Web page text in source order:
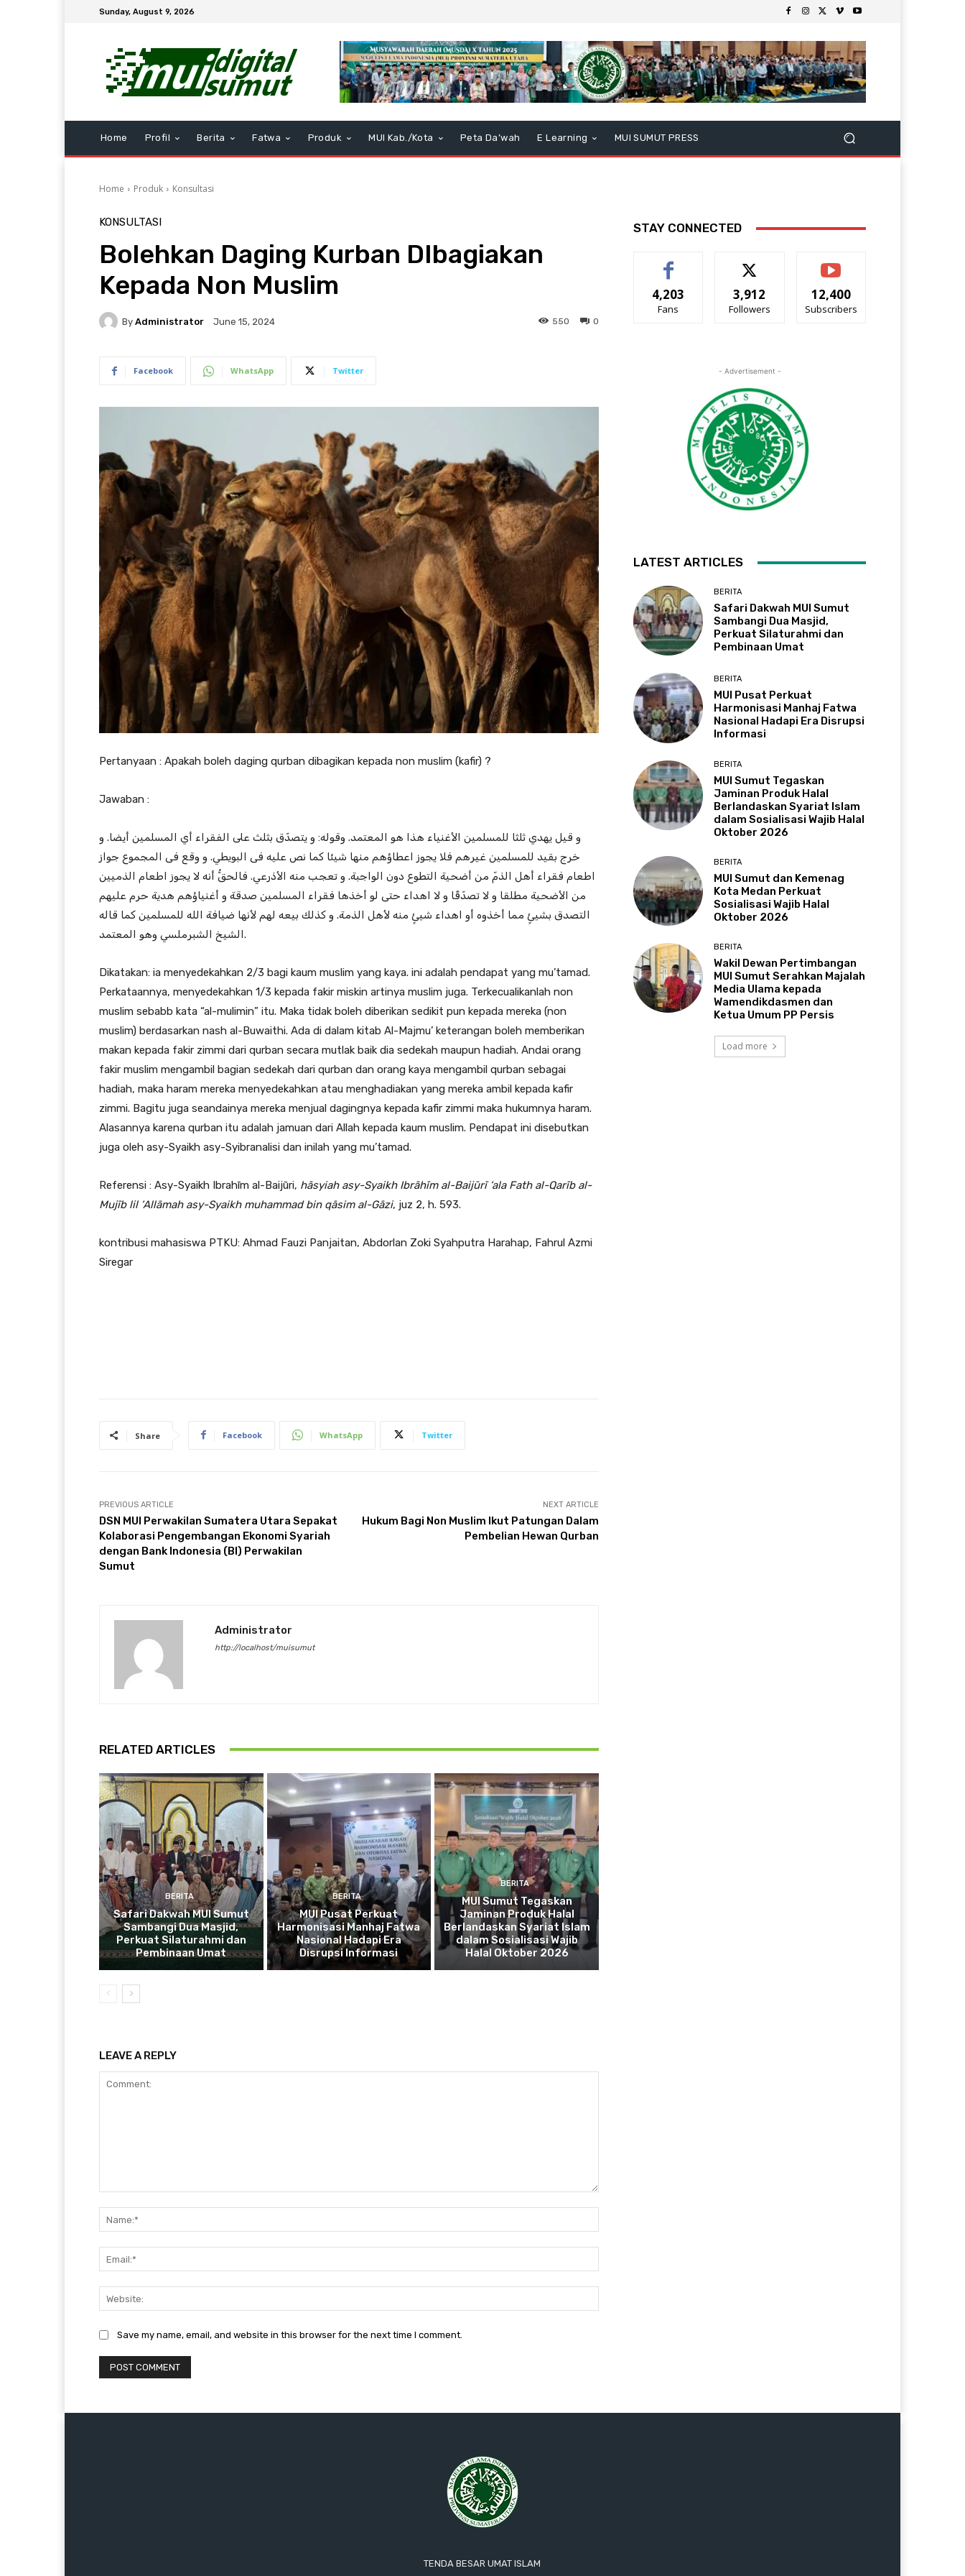
Sunday, August 9, 2026
Home Profil Berita Fatwa Produk MUI Kab./Kota Peta Da’wah E Learning MUI SUMUT PRESS
Home Produk Konsultasi
KONSULTASI
Bolehkan Daging Kurban DIbagiakan
Kepada Non Muslim
By Administrator June 15, 2024 0
550
Facebook WhatsApp Twitter
Pertanyaan : Apakah boleh daging qurban dibagikan kepada non muslim (kafir) ?
Jawaban :
و قيل يهدي ثلثا للمسلمين الأغنياء هذا هو المعتمد. وقوله: و يتصدّق بثلث على الفقراء أي المسلمين أيضا. و
خرج بقيد للمسلمين غيرهم فلا يجوز اعطاؤهم منها شيئا كما نص عليه فى البويطي. و وقع فى المجموع جواز
اطعام فقراء أهل الذمّ من أضحية التطوع دون الواجبة. و تعجب منه الأذرعي. فالحقُّ أنه لا يجوز اطعام الذميين
من الأضحية مطلقا و لا تصدّقًا و لا اهداء حتى لو أخذها فقراء المسلمين صدقة و أغنياؤهم هدية حرم عليهم
التصدق بشيئٍ مما أخذوه أو اهداء شيئٍ منه لأهل الذمة. و كذلك بيعه لهم لأنها ضيافة الله للمسلمين كما قاله
الشيخ الشبرملسي وهو المعتمد.
Dikatakan: ia menyedekahkan 2/3 bagi kaum muslim yang kaya. ini adalah pendapat yang mu’tamad.
Perkataannya, menyedekahkan 1/3 kepada fakir miskin artinya muslim juga. Terkecualikanlah non
muslim sebabb kata “al-mulimin” itu. Maka tidak boleh diberikan sedikit pun kepada mereka (non
muslim) berdasarkan nash al-Buwaithi. Ada di dalam kitab Al-Majmu’ keterangan boleh memberikan
makan kepada fakir zimmi dari qurban secara mutlak baik dia sedekah maupun hadiah. Andai orang
fakir muslim mengambil bagian sedekah dari qurban dan orang kaya mengambil qurban sebagai
hadiah, maka haram mereka menyedekahkan atau menghadiakan yang mereka ambil kepada kafir
zimmi. Bagitu juga seandainya mereka menjual dagingnya kepada kafir zimmi maka hukumnya haram.
Alasannya karena qurban itu adalah jamuan dari Allah kepada kaum muslim. Pendapat ini disebutkan
juga oleh asy-Syaikh asy-Syibranalisi dan inilah yang mu’tamad.
Referensi : Asy-Syaikh Ibrahīm al-Baijūri, hāsyiah asy-Syaikh Ibrāhīm al-Baijūrī ‘ala Fath al-Qarīb al-
Mujīb lil ‘Allāmah asy-Syaikh muhammad bin qāsim al-Gāzi, juz 2, h. 593.
kontribusi mahasiswa PTKU: Ahmad Fauzi Panjaitan, Abdorlan Zoki Syahputra Harahap, Fahrul Azmi
Siregar
Share Facebook WhatsApp Twitter
PREVIOUS ARTICLE
DSN MUI Perwakilan Sumatera Utara Sepakat
Kolaborasi Pengembangan Ekonomi Syariah
dengan Bank Indonesia (BI) Perwakilan
Sumut
NEXT ARTICLE
Hukum Bagi Non Muslim Ikut Patungan Dalam
Pembelian Hewan Qurban
Administrator
http://localhost/muisumut
RELATED ARTICLES
BERITA
Safari Dakwah MUI Sumut
Sambangi Dua Masjid,
Perkuat Silaturahmi dan
Pembinaan Umat
BERITA
MUI Pusat Perkuat
Harmonisasi Manhaj Fatwa
Nasional Hadapi Era
Disrupsi Informasi
BERITA
MUI Sumut Tegaskan
Jaminan Produk Halal
Berlandaskan Syariat Islam
dalam Sosialisasi Wajib
Halal Oktober 2026
LEAVE A REPLY
Save my name, email, and website in this browser for the next time I comment.
STAY CONNECTED
4,203
Fans
3,912
Followers
12,400
Subscribers
- Advertisement -
LATEST ARTICLES
BERITA
Safari Dakwah MUI Sumut
Sambangi Dua Masjid,
Perkuat Silaturahmi dan
Pembinaan Umat
BERITA
MUI Pusat Perkuat
Harmonisasi Manhaj Fatwa
Nasional Hadapi Era Disrupsi
Informasi
BERITA
MUI Sumut Tegaskan
Jaminan Produk Halal
Berlandaskan Syariat Islam
dalam Sosialisasi Wajib Halal
Oktober 2026
BERITA
MUI Sumut dan Kemenag
Kota Medan Perkuat
Sosialisasi Wajib Halal
Oktober 2026
BERITA
Wakil Dewan Pertimbangan
MUI Sumut Serahkan Majalah
Media Ulama kepada
Wamendikdasmen dan
Ketua Umum PP Persis
Load more
TENDA BESAR UMAT ISLAM